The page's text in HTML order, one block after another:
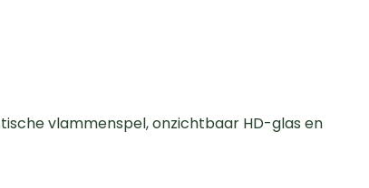
vlammenspel, onzichtbaar HD-glas en